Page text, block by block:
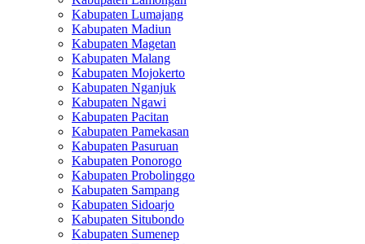
Kabupaten Lumajang
Kabupaten Madiun
Kabupaten Magetan
Kabupaten Malang
Kabupaten Mojokerto
Kabupaten Nganjuk
Kabupaten Ngawi
Kabupaten Pacitan
Kabupaten Pamekasan
Kabupaten Pasuruan
Kabupaten Ponorogo
Kabupaten Probolinggo
Kabupaten Sampang
Kabupaten Sidoarjo
Kabupaten Situbondo
Kabupaten Sumenep